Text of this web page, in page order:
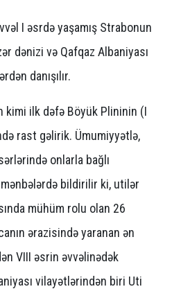
I əsrdə yaşamış Strabonun
dənizi və Qafqaz Albaniyası
danışılır.
ilk dəfə Böyük Plininin (I
rast gəlirik. Ümumiyyətlə,
onlarla bağlı
bildirilir ki, utilər
mühüm rolu olan 26
ərazisində yaranan ən
VIII əsrin əvvəlinədək
vilayətlərindən biri Uti